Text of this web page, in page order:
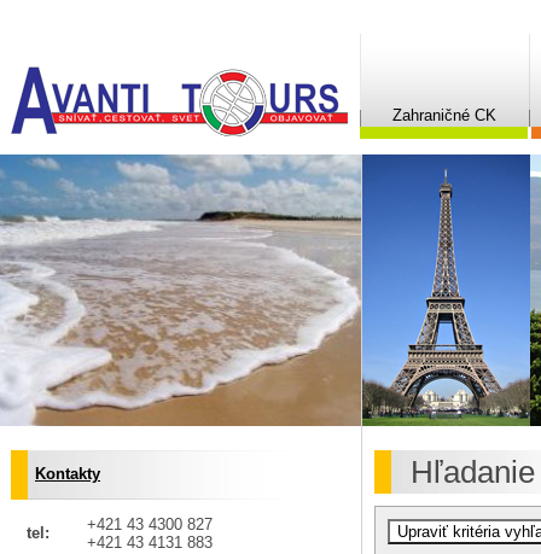
Zahraničné CK
Kontakty
tel:
+421 43 4300 827
+421 43 4131 883